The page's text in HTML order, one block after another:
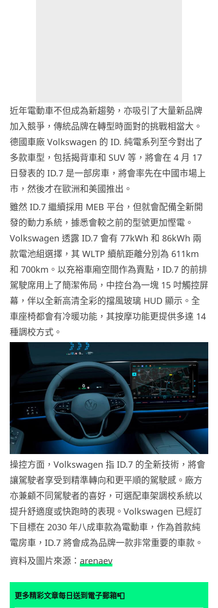
近年電動車不但成為新趨勢，亦吸引了大量新品牌
加入競爭，傳統品牌在轉型時面對的挑戰相當大。
德國車廠 Volkswagen 的 ID. 純電系列至今對出了
多款車型，包括揭背車和 SUV 等，將會在 4 月 17
日發表的 ID.7 是一部房車，將會率先在中國市場上
市，然後才在歐洲和美國推出。
雖然 ID.7 繼續採用 MEB 平台，但就會配備全新開
發的動力系統，據悉會較之前的型號更加慳電。
Volkswagen 透露 ID.7 會有 77kWh 和 86kWh 兩
款電池組選擇，其 WLTP 續航距離分別為 611km
和 700km。以充裕車廂空間作為賣點，ID.7 的前排
駕駛席用上了簡潔佈局，中控台為一塊 15 吋觸控屏
幕，伴以全新高清全彩的擋風玻璃 HUD 顯示。全
車座椅都會有冷暖功能，其按摩功能更提供多達 14
種調校方式。
操控方面，Volkswagen 指 ID.7 的全新技術，將會
讓駕駛者享受到精準轉向和更平順的駕駛感。廠方
亦兼顧不同駕駛者的喜好，可選配車架調校系統以
提升舒適度或快跑時的表現。Volkswagen 已經訂
下目標在 2030 年八成車款為電動車，作為首款純
電房車，ID.7 將會成為品牌一款非常重要的車款。
資料及圖片來源： arenaev
更多精彩文章每日送到電子郵箱📮